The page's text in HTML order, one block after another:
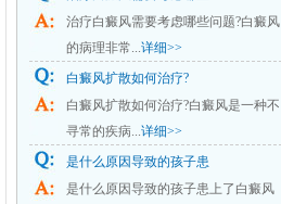
治疗白癜风需要考虑哪些问题?白癜风
的病理非常...详细>>
白癜风扩散如何治疗?
白癜风扩散如何治疗?白癜风是一种不
寻常的疾病...详细>>
是什么原因导致的孩子患
是什么原因导致的孩子患上了白癜风